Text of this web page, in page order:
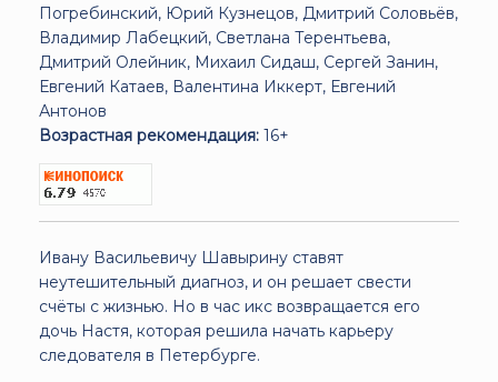
Погребинский, Юрий Кузнецов, Дмитрий Соловьёв,
Владимир Лабецкий, Светлана Терентьева,
Дмитрий Олейник, Михаил Сидаш, Сергей Занин,
Евгений Катаев, Валентина Иккерт, Евгений
Антонов
Возрастная рекомендация: 16+
Ивану Васильевичу Шавырину ставят
неутешительный диагноз, и он решает свести
счёты с жизнью. Но в час икс возвращается его
дочь Настя, которая решила начать карьеру
следователя в Петербурге.